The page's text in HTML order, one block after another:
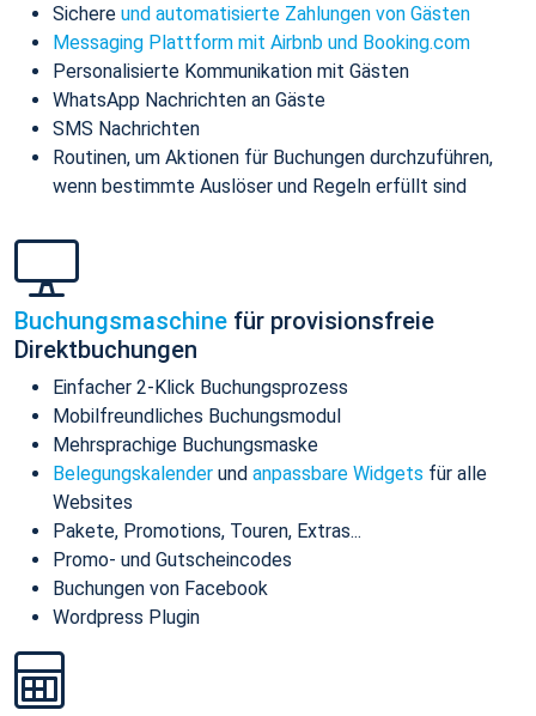
Sichere und automatisierte Zahlungen von Gästen
Messaging Plattform mit Airbnb und Booking.com
Personalisierte Kommunikation mit Gästen
WhatsApp Nachrichten an Gäste
SMS Nachrichten
Routinen, um Aktionen für Buchungen durchzuführen,
wenn bestimmte Auslöser und Regeln erfüllt sind
Buchungsmaschine für provisionsfreie
Direktbuchungen
Einfacher 2-Klick Buchungsprozess
Mobilfreundliches Buchungsmodul
Mehrsprachige Buchungsmaske
Belegungskalender und anpassbare Widgets für alle
Websites
Pakete, Promotions, Touren, Extras...
Promo- und Gutscheincodes
Buchungen von Facebook
Wordpress Plugin